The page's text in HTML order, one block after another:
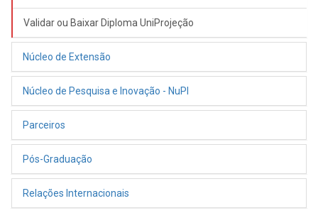
Validar ou Baixar Diploma UniProjeção
Núcleo de Extensão
Núcleo de Pesquisa e Inovação - NuPI
Parceiros
Pós-Graduação
Relações Internacionais